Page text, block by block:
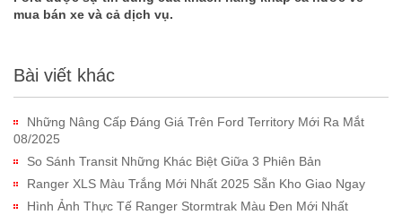
mua bán xe và cả dịch vụ.
Bài viết khác
Những Nâng Cấp Đáng Giá Trên Ford Territory Mới Ra Mắt
08/2025
So Sánh Transit Những Khác Biệt Giữa 3 Phiên Bản
Ranger XLS Màu Trắng Mới Nhất 2025 Sẵn Kho Giao Ngay
Hình Ảnh Thực Tế Ranger Stormtrak Màu Đen Mới Nhất